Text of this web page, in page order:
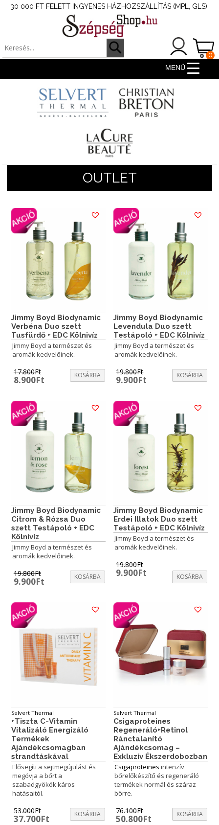
30 000 FT FELETT INGYENES HÁZHOZSZÁLLÍTÁS (MPL, GLS)!
0
MENÜ
OUTLET
Jimmy Boyd Biodynamic
Verbéna Duo szett
Tusfürdő + EDC Kölnivíz
Jimmy Boyd a természet és
aromák kedvelőinek.
17.800Ft
Original
17.800Ft.
8.900FtCurrentKOSÁRBA
Jimmy Boyd Biodynamic
Levendula Duo szett
Testápoló + EDC Kölnivíz
Jimmy Boyd a természet és
aromák kedvelőinek.
19.800Ft
Original
19.800Ft.
9.900Ft CurrentKOSÁRBA
Jimmy Boyd Biodynamic
Citrom & Rózsa Duo
szett Testápoló + EDC
Kölnivíz
Jimmy Boyd a természet és
aromák kedvelőinek.
19.800Ft
Original
19.800Ft.
9.900FtCurrentKOSÁRBA
Jimmy Boyd Biodynamic
Erdei Illatok Duo szett
Testápoló + EDC Kölnivíz
Jimmy Boyd a természet és
aromák kedvelőinek.
19.800Ft
Original
9.900Ft CurrentKOSÁRBA
Selvert Thermal
+Tiszta C-Vitamin
Vitalizáló Energizáló
Termékek
Ajándékcsomagban
strandtáskával
Elősegíti a sejtmegújulást és
megóvja a bőrt a
szabadgyökök káros
hatásaitól.
53.000Ft
Original
37.700FtCurrentKOSÁRBA
Selvert Thermal
Csigaproteines
Regeneráló+Retinol
Ránctalanító
Ajándékcsomag –
Exkluzív Ékszerdobozban
Csigaproteinesintenzív
bőrelőkészítő és regeneráló
termékek normál és száraz
bőrre.
76.100Ft
Original
50.800Ft CurrentKOSÁRBA